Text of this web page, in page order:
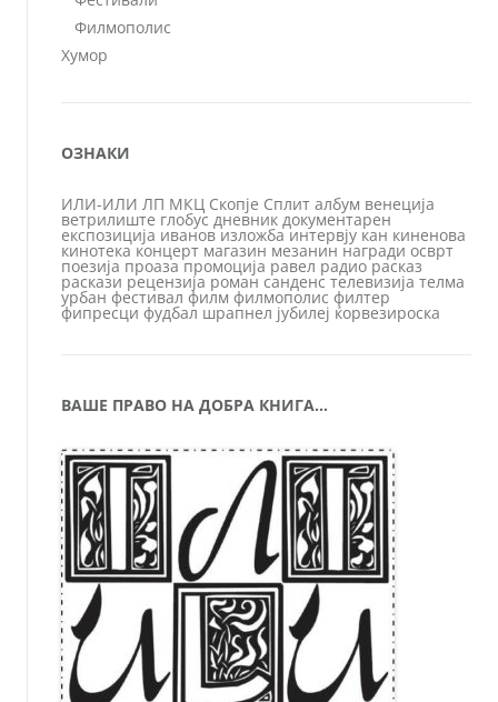
Филмополис
Хумор
ОЗНАКИ
ИЛИ-ИЛИ ЛП МКЦ Скопје Сплит албум венеција
ветрилиште глобус дневник документарен
експозиција иванов изложба интервју кан киненова
кинотека концерт магазин мезанин награди осврт
поезија проаза промоција равел радио расказ
раскази рецензија роман санденс телевизија телма
урбан фестивал филм филмополис филтер
фипресци фудбал шрапнел јубилеј ќорвезироска
ВАШЕ ПРАВО НА ДОБРА КНИГА…